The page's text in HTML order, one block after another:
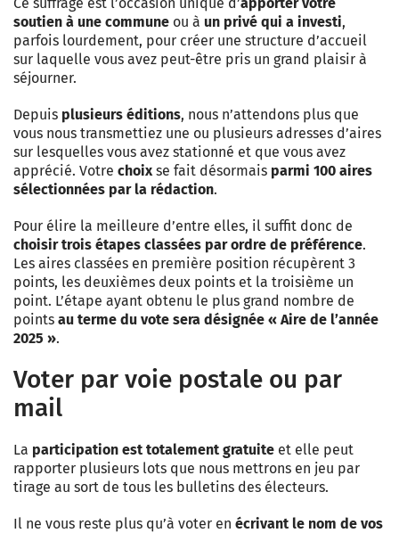
soutien à une commune ou à un privé qui a investi,
parfois lourdement, pour créer une structure d’accueil
sur laquelle vous avez peut-être pris un grand plaisir à
séjourner.
Depuis plusieurs éditions, nous n’attendons plus que
vous nous transmettiez une ou plusieurs adresses d’aires
sur lesquelles vous avez stationné et que vous avez
apprécié. Votre choixse fait désormais parmi 100 aires
sélectionnées par la rédaction.
Pour élire la meilleure d’entre elles, il suffit donc de
choisir trois étapes classées par ordre de préférence.
Les aires classées en première position récupèrent 3
points, les deuxièmes deux points et la troisième un
point. L’étape ayant obtenu le plus grand nombre de
points au terme du vote sera désignée « Aire de l’année
2025 ».
Voter par voie postale ou par
mail
La participation est totalement gratuite et elle peut
rapporter plusieurs lots que nous mettrons en jeu par
tirage au sort de tous les bulletins des électeurs.
Il ne vous reste plus qu’à voter en écrivant le nom de vos